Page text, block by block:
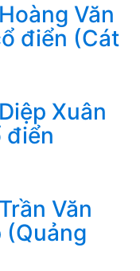
Văn
điển (Cát
Xuân
điển
Văn
(Quảng